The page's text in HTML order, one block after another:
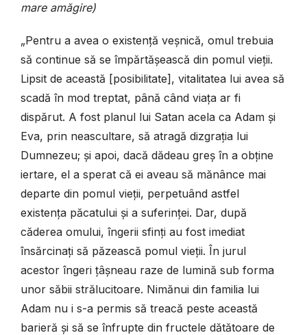
mare amăgire)
„Pentru a avea o existență veșnică, omul trebuia
să continue să se împărtășească din pomul vieții.
Lipsit de această [posibilitate], vitalitatea lui avea să
scadă în mod treptat, până când viața ar fi
dispărut. A fost planul lui Satan acela ca Adam și
Eva, prin neascultare, să atragă dizgrația lui
Dumnezeu; și apoi, dacă dădeau greș în a obține
iertare, el a sperat că ei aveau să mănânce mai
departe din pomul vieții, perpetuând astfel
existența păcatului și a suferinței. Dar, după
căderea omului, îngerii sfinți au fost imediat
însărcinați să păzească pomul vieții. În jurul
acestor îngeri țâșneau raze de lumină sub forma
unor săbii strălucitoare. Nimănui din familia lui
Adam nu i s-a permis să treacă peste această
barieră și să se înfrupte din fructele dătătoare de